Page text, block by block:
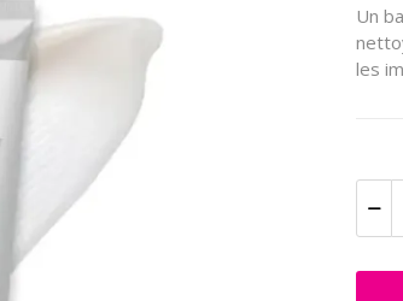
Un
les